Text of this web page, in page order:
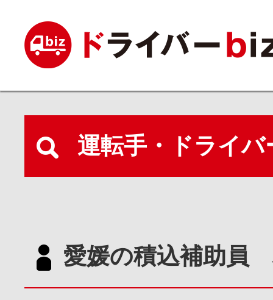
運転手・ドライ
愛媛の積込補助員